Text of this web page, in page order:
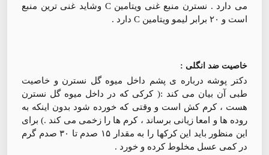
می دارد . نسترن منبع غنی ویتامین C وشاید غنی ترین منبع
است و ۲۰ برابر لیمو ویتامین C دارد .
خاصیت ضد انگلی :
دکتر پوشه درباره ی پشم داخل میوه گل نسترن و خاصیت
طبی آن بیان می کند :( کرکی که در داخل میوه گل نسترن
هست ، کرم کش است و وقتی که خورده شود بدون اینکه به
روده ها و امعا زیانی برساند ، کرم ها را زخمی می کند .) برای
این منظور باید این کرکها را به مقدار ۱۵ صدم تا ۳۰ صدم گرم
در کمی عسل مخلوط کرده و خورد .